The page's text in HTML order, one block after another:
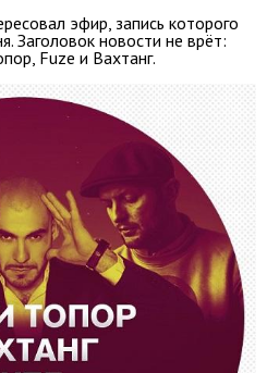
эфир, запись которого
Заголовок новости не врёт:
Fuze и Вахтанг.